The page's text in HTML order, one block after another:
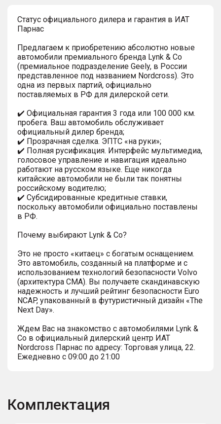
Статус официального дилера и гарантия в ИАТ
Парнас
Предлагаем к приобретению абсолютно новые
автомобили премиального бренда Lynk & Co
(премиальное подразделение Geely, в России
представленное под названием Nordcross). Это
одна из первых партий, официально
поставляемых в РФ для дилерской сети.
✔️ Официальная гарантия 3 года или 100 000 км.
пробега. Ваш автомобиль обслуживает
официальный дилер бренда;
✔️ Прозрачная сделка. ЭПТС «на руки»;
✔️ Полная русификация. Интерфейс мультимедиа,
голосовое управление и навигация идеально
работают на русском языке. Еще никогда
китайские автомобили не были так понятны
российскому водителю;
✔️ Субсидированные кредитные ставки,
поскольку автомобили официально поставлены
в РФ.
Почему выбирают Lynk & Co?
Это не просто «китаец» с богатым оснащением.
Это автомобиль, созданный на платформе и с
использованием технологий безопасности Volvo
(архитектура СМА). Вы получаете скандинавскую
надежность и лучший рейтинг безопасности Euro
NCAP, упакованный в футуристичный дизайн «The
Next Day».
Ждем Вас на знакомство с автомобилями Lynk &
Co в официальный дилерский центр ИАТ
Nordcross Парнас по адресу: Торговая улица, 22.
Ежедневно с 09:00 до 21:00
Комплектация